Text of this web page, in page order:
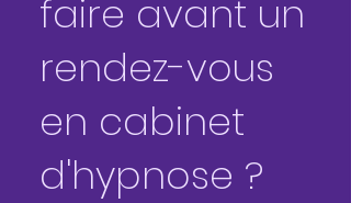
faire avant un
rendez-vous
en cabinet
d'hypnose ?